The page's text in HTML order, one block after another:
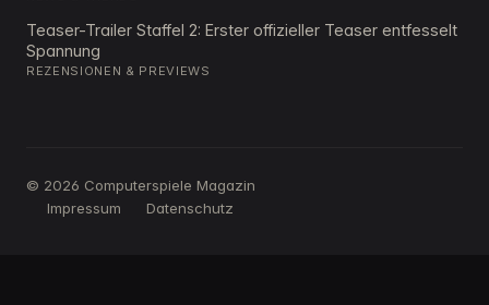
Teaser-Trailer Staffel 2: Erster offizieller Teaser entfesselt
Spannung
REZENSIONEN & PREVIEWS
© 2026 Computerspiele Magazin
Impressum
Datenschutz